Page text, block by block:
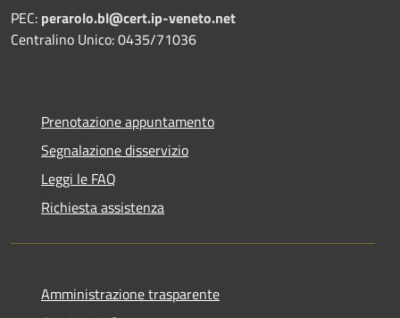
PEC: perarolo.bl@cert.ip-veneto.net
Centralino Unico: 0435/71036
Prenotazione appuntamento
Segnalazione disservizio
Leggi le FAQ
Richiesta assistenza
Amministrazione trasparente